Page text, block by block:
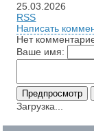
25.03.2026
RSS
Написать
Нет
Ваше имя:
Загрузка...